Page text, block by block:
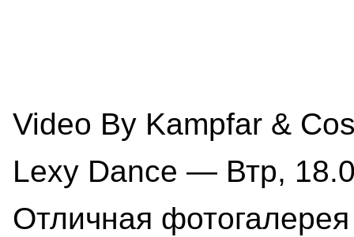
Video By Kampfar &
Lexy Dance — Втр,
Отличная